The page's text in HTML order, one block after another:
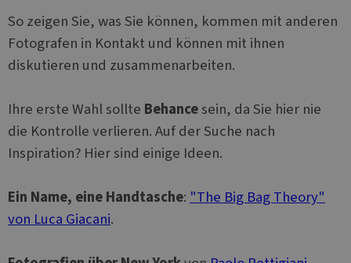
So zeigen Sie, was Sie können, kommen mit anderen
Fotografen in Kontakt und können mit ihnen
diskutieren und zusammenarbeiten.
Ihre erste Wahl sollte Behancesein, da Sie hier nie
die Kontrolle verlieren. Auf der Suche nach
Inspiration? Hier sind einige Ideen.
Ein Name, eine Handtasche: "The Big Bag Theory"
von Luca Giacani.